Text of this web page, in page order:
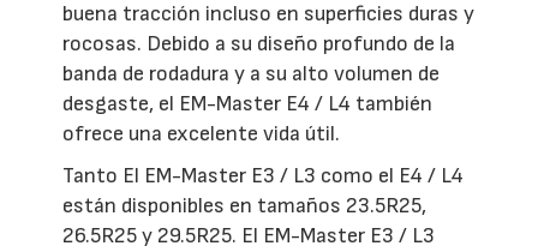
buena tracción incluso en superficies duras y
rocosas. Debido a su diseño profundo de la
banda de rodadura y a su alto volumen de
desgaste, el EM-Master E4 / L4 también
ofrece una excelente vida útil.
Tanto El EM-Master E3 / L3 como el E4 / L4
están disponibles en tamaños 23.5R25,
26.5R25 y 29.5R25. El EM-Master E3 / L3